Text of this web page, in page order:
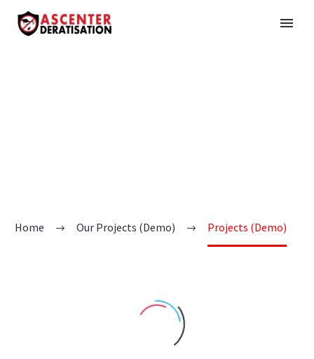
Home Our Projects (Demo) Projects (Demo)